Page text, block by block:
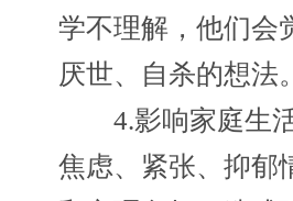
学不理解，他们会
厌世、自杀的想法。
4.影响家庭生活
焦虑、紧张、抑郁